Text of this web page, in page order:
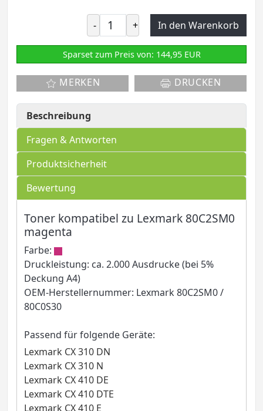
- + In den Warenkorb
Sparset zum Preis von: 144,95 EUR
MERKEN DRUCKEN
Beschreibung
Fragen & Antworten
Produktsicherheit
Bewertung
Toner kompatibel zu Lexmark 80C2SM0
magenta
Farbe:
Druckleistung: ca. 2.000 Ausdrucke (bei 5%
Deckung A4)
OEM-Herstellernummer: Lexmark 80C2SM0 /
80C0S30
Passend für folgende Geräte:
Lexmark CX 310 DN
Lexmark CX 310 N
Lexmark CX 410 DE
Lexmark CX 410 DTE
Lexmark CX 410 E